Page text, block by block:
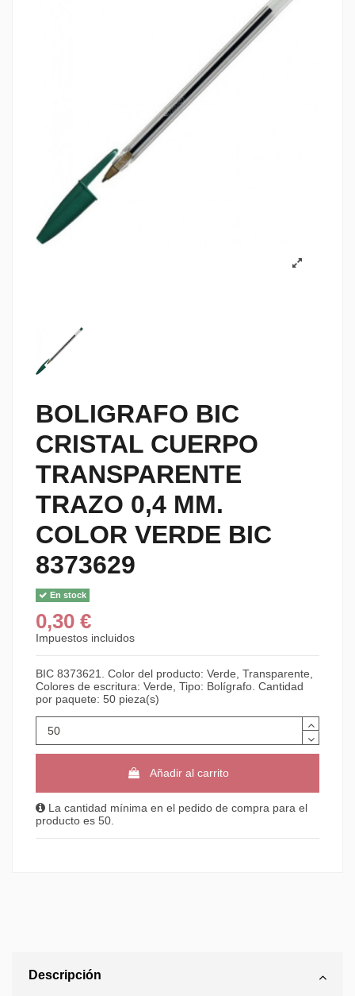
BOLIGRAFO BIC
CRISTAL CUERPO
TRANSPARENTE
TRAZO 0,4 MM.
COLOR VERDE BIC
8373629
En stock
0,30 €
Impuestos incluidos
BIC 8373621. Color del producto: Verde, Transparente,
Colores de escritura: Verde, Tipo: Bolígrafo. Cantidad
por paquete: 50 pieza(s)
Añadir al carrito
La cantidad mínima en el pedido de compra para el
producto es 50.
Descripción